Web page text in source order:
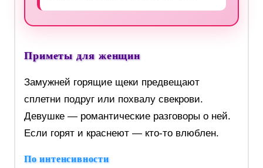
Приметы для женщин
Замужней горящие щеки предвещают
сплетни подруг или похвалу свекрови.
Девушке — романтические разговоры о ней.
Если горят и краснеют — кто-то влюблен.
По интенсивности